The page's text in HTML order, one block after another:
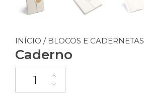
INÍCIO / BLOCOS E CADERNETAS
Caderno